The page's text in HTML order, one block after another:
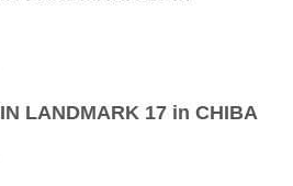
LANDMARK 17 in CHIBA